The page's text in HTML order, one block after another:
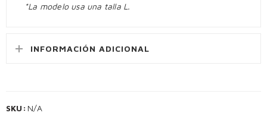
*La modelo usa una talla L.
INFORMACIÓN ADICIONAL
SKU: N/A